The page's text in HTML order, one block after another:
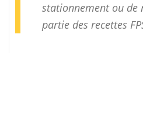
stationnement ou de
partie des recettes